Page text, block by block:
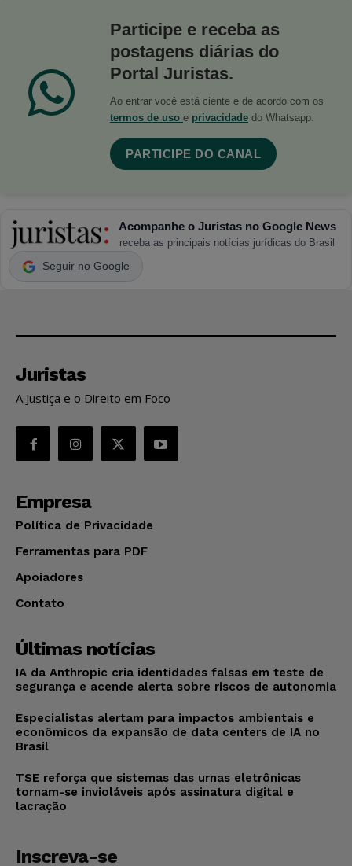
Participe e receba as
postagens diárias do
Portal Juristas.
Ao entrar você está ciente e de acordo com os
termos de uso e privacidade do Whatsapp.
PARTICIPE DO CANAL
Acompanhe o Juristas no Google News
receba as principais notícias jurídicas do Brasil
Seguir no Google
Juristas
A Justiça e o Direito em Foco
Empresa
Política de Privacidade
Ferramentas para PDF
Apoiadores
Contato
Últimas notícias
IA da Anthropic cria identidades falsas em teste de
segurança e acende alerta sobre riscos de autonomia
Especialistas alertam para impactos ambientais e
econômicos da expansão de data centers de IA no
Brasil
TSE reforça que sistemas das urnas eletrônicas
tornam-se invioláveis após assinatura digital e
lacração
Inscreva-se